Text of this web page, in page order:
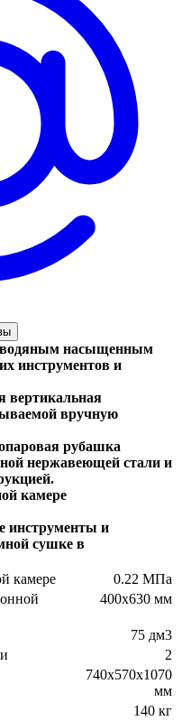
водяным насыщенным
инструментов и
вертикальная
вручную
рубашка
нержавеющей стали и
камере
инструменты и
сушке в
камере
0.22 МПа
400х630 мм
75 дм3
2
740х570х1070
мм
140 кг